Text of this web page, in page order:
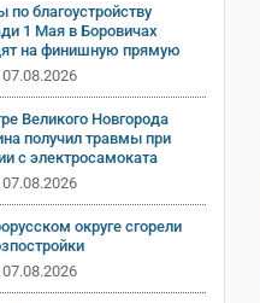
по благоустройству
1 Мая в Боровичах
на финишную прямую
07.08.2026
Великого Новгорода
получил травмы при
с электросамоката
округе сгорели